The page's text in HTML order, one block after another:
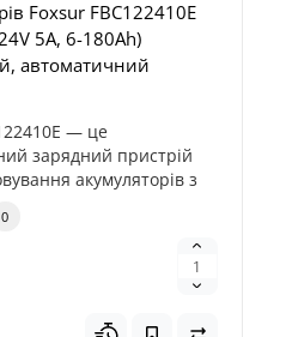
Foxsur FBC122410E
5A, 6-180Ah)
автоматичний
— це
зарядний пристрій
акумуляторів з
0